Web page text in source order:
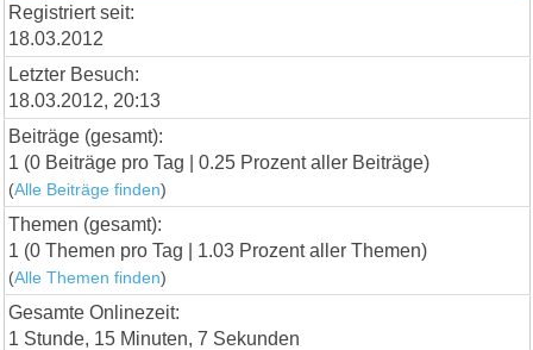
Registriert seit:
18.03.2012
Letzter Besuch:
18.03.2012, 20:13
Beiträge (gesamt):
1 (0 Beiträge pro Tag | 0.25 Prozent aller Beiträge)
(Alle Beiträge finden)
Themen (gesamt):
1 (0 Themen pro Tag | 1.03 Prozent aller Themen)
(Alle Themen finden)
Gesamte Onlinezeit:
1 Stunde, 15 Minuten, 7 Sekunden